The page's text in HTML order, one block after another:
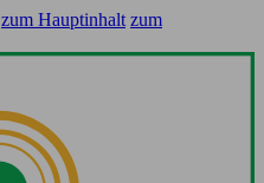
zum Hauptinhalt zum